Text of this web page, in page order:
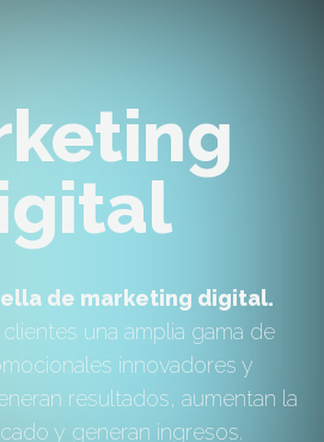
de marketing digital.
una amplia gama de
innovadores y
resultados, aumentan la
y generan ingresos.